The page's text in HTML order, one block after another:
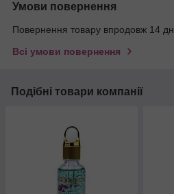
Умови повернення
Повернення товару впродовж 14
Всі умови повернення
Подібні товари компанії